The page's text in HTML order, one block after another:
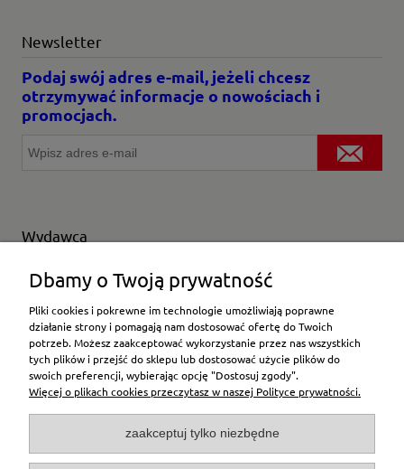
Newsletter
Podaj swój adres e-mail, jeżeli chcesz
otrzymywać informacje o nowościach i
promocjach.
Wydawca
Wybierz producenta
Moje konto
Płatności i dostawa
Pomoc
Dbamy o Twoją prywatność
Pliki cookies i pokrewne im technologie umożliwiają poprawne
działanie strony i pomagają nam dostosować ofertę do Twoich
potrzeb. Możesz zaakceptować wykorzystanie przez nas wszystkich
tych plików i przejść do sklepu lub dostosować użycie plików do
swoich preferencji, wybierając opcję "Dostosuj zgody".
Więcej o plikach cookies przeczytasz w naszej Polityce prywatności.
zaakceptuj tylko niezbędne